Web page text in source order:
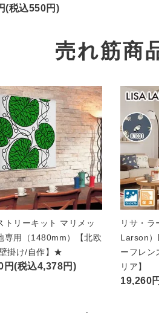
(税込550円)
売れ筋商
トリーキット マリメッ
専用（1480mm）【北欧
掛け/自作】★
円(税込4,378円)
リサ・ラ
Larson）
ーフレン
リア】
19,260